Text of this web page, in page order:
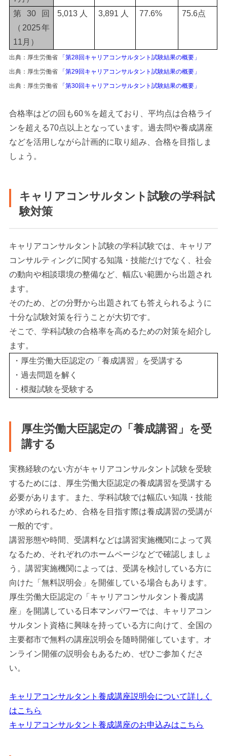
第30回
（2025年
11月）
5,013 人 3,891 人 77.6% 75.6点
出典：厚生労働省
「第28回キャリアコンサルタント試験結果の概要」
出典：厚生労働省
「第29回キャリアコンサルタント試験結果の概要」
出典：厚生労働省
「第30回キャリアコンサルタント試験結果の概要」
合格率はどの回も60％を超えており、平均点は合格ライ
ンを超える70点以上となっています。過去問や養成講座
などを活用しながら計画的に取り組み、合格を目指しま
しょう。
キャリアコンサルタント試験の学科試
験対策
キャリアコンサルタント試験の学科試験では、キャリア
コンサルティングに関する知識・技能だけでなく、社会
の動向や相談環境の整備など、幅広い範囲から出題され
ます。
そのため、どの分野から出題されても答えられるように
十分な試験対策を行うことが大切です。
そこで、学科試験の合格率を高めるための対策を紹介し
ます。
・厚生労働大臣認定の「養成講習」を受講する
・過去問題を解く
・模擬試験を受験する
厚生労働大臣認定の「養成講習」を受
講する
実務経験のない方がキャリアコンサルタント試験を受験
するためには、厚生労働大臣認定の養成講習を受講する
必要があります。また、学科試験では幅広い知識・技能
が求められるため、合格を目指す際は養成講習の受講が
一般的です。
講習形態や時間、受講料などは講習実施機関によって異
なるため、それぞれのホームページなどで確認しましょ
う。講習実施機関によっては、受講を検討している方に
向けた「無料説明会」を開催している場合もあります。
厚生労働大臣認定の「キャリアコンサルタント養成講
座」を開講している日本マンパワーでは、キャリアコン
サルタント資格に興味を持っている方に向けて、全国の
主要都市で無料の講座説明会を随時開催しています。オ
ンライン開催の説明会もあるため、ぜひご参加くださ
い。
キャリアコンサルタント養成講座説明会について詳しく
はこちら
キャリアコンサルタント養成講座のお申込みはこちら